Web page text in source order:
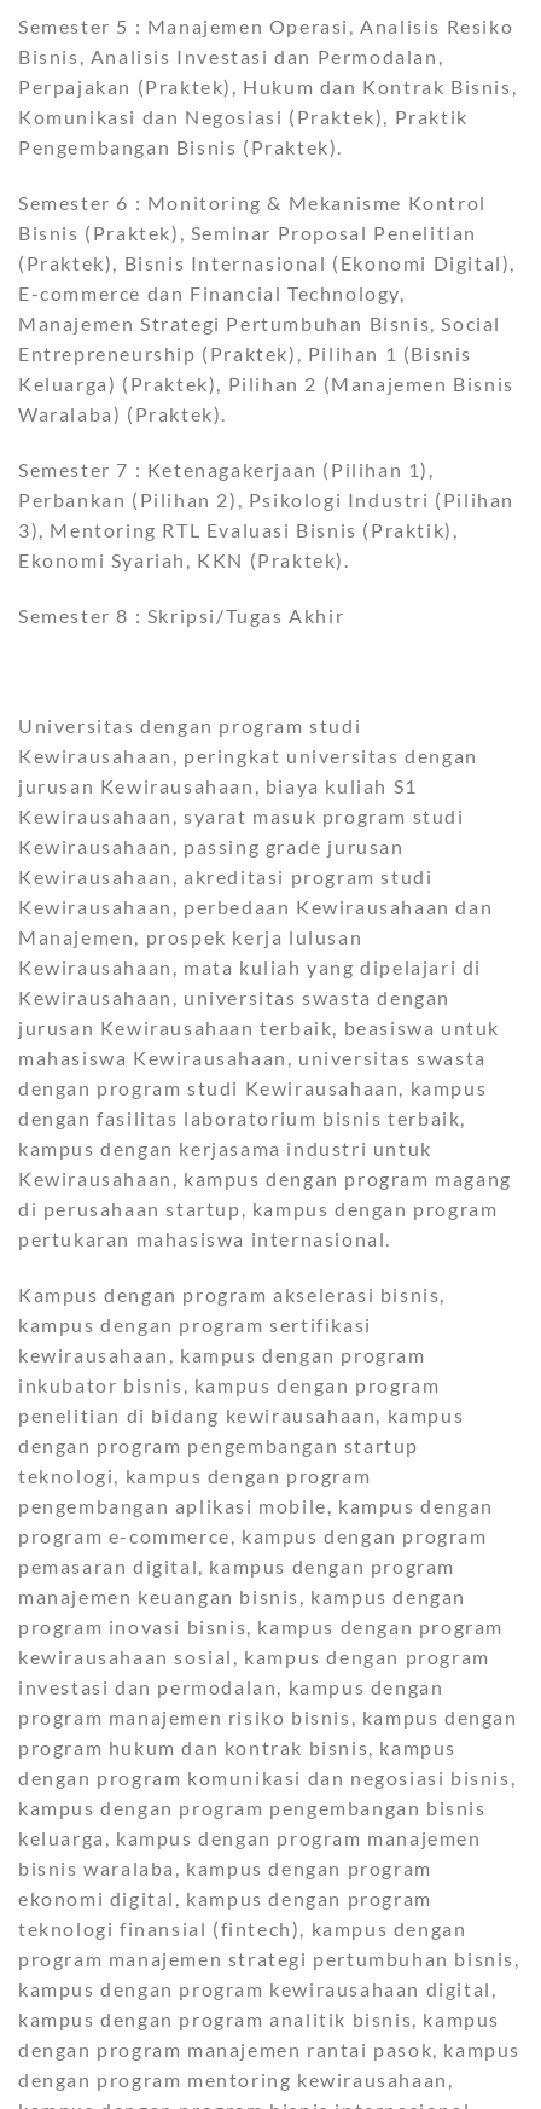
Semester 5 : Manajemen Operasi, Analisis Resiko
Bisnis, Analisis Investasi dan Permodalan,
Perpajakan (Praktek), Hukum dan Kontrak Bisnis,
Komunikasi dan Negosiasi (Praktek), Praktik
Pengembangan Bisnis (Praktek).
Semester 6 : Monitoring & Mekanisme Kontrol
Bisnis (Praktek), Seminar Proposal Penelitian
(Praktek), Bisnis Internasional (Ekonomi Digital),
E-commerce dan Financial Technology,
Manajemen Strategi Pertumbuhan Bisnis, Social
Entrepreneurship (Praktek), Pilihan 1 (Bisnis
Keluarga) (Praktek), Pilihan 2 (Manajemen Bisnis
Waralaba) (Praktek).
Semester 7 : Ketenagakerjaan (Pilihan 1),
Perbankan (Pilihan 2), Psikologi Industri (Pilihan
3), Mentoring RTL Evaluasi Bisnis (Praktik),
Ekonomi Syariah, KKN (Praktek).
Semester 8 : Skripsi/Tugas Akhir
Universitas dengan program studi
Kewirausahaan, peringkat universitas dengan
jurusan Kewirausahaan, biaya kuliah S1
Kewirausahaan, syarat masuk program studi
Kewirausahaan, passing grade jurusan
Kewirausahaan, akreditasi program studi
Kewirausahaan, perbedaan Kewirausahaan dan
Manajemen, prospek kerja lulusan
Kewirausahaan, mata kuliah yang dipelajari di
Kewirausahaan, universitas swasta dengan
jurusan Kewirausahaan terbaik, beasiswa untuk
mahasiswa Kewirausahaan, universitas swasta
dengan program studi Kewirausahaan, kampus
dengan fasilitas laboratorium bisnis terbaik,
kampus dengan kerjasama industri untuk
Kewirausahaan, kampus dengan program magang
di perusahaan startup, kampus dengan program
pertukaran mahasiswa internasional.
Kampus dengan program akselerasi bisnis,
kampus dengan program sertifikasi
kewirausahaan, kampus dengan program
inkubator bisnis, kampus dengan program
penelitian di bidang kewirausahaan, kampus
dengan program pengembangan startup
teknologi, kampus dengan program
pengembangan aplikasi mobile, kampus dengan
program e-commerce, kampus dengan program
pemasaran digital, kampus dengan program
manajemen keuangan bisnis, kampus dengan
program inovasi bisnis, kampus dengan program
kewirausahaan sosial, kampus dengan program
investasi dan permodalan, kampus dengan
program manajemen risiko bisnis, kampus dengan
program hukum dan kontrak bisnis, kampus
dengan program komunikasi dan negosiasi bisnis,
kampus dengan program pengembangan bisnis
keluarga, kampus dengan program manajemen
bisnis waralaba, kampus dengan program
ekonomi digital, kampus dengan program
teknologi finansial (fintech), kampus dengan
program manajemen strategi pertumbuhan bisnis,
kampus dengan program kewirausahaan digital,
kampus dengan program analitik bisnis, kampus
dengan program manajemen rantai pasok, kampus
dengan program mentoring kewirausahaan,